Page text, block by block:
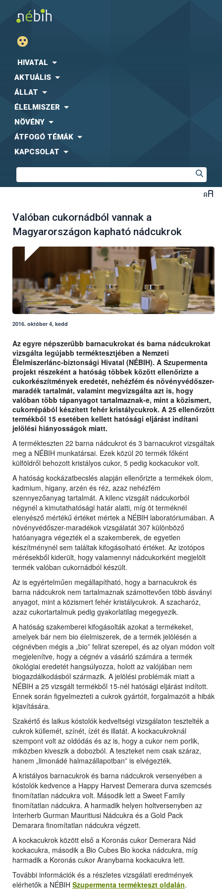
HIVATAL
AKTUÁLIS
ÁLLAT
ÉLELMISZER
NÖVÉNY
ÁTFOGÓ TÉMÁK
KAPCSOLAT
Valóban cukornádból vannak a
Magyarországon kapható nádcukrok
2016. október 4, kedd
Az egyre népszerűbb barnacukrokat és barna nádcukrokat
vizsgálta legújabb terméktesztjében a Nemzeti
Élelmiszerlánc-biztonsági Hivatal (NÉBIH). A Szupermenta
projekt részeként a hatóság többek között ellenőrizte a
cukorkészítmények eredetét, nehézfém és növényvédőszer-
maradék tartalmát, valamint megvizsgálta azt is, hogy
valóban több tápanyagot tartalmaznak-e, mint a közismert,
cukorrépából készített fehér kristálycukrok. A 25 ellenőrzött
termékből 15 esetében kellett hatósági eljárást indítani
jelölési hiányosságok miatt.
A termékteszten 22 barna nádcukrot és 3 barnacukrot vizsgáltak
meg a NÉBIH munkatársai. Ezek közül 20 termék főként
külföldről behozott kristályos cukor, 5 pedig kockacukor volt.
A hatóság kockázatbecslés alapján ellenőrizte a termékek ólom,
kadmium, higany, arzén és réz, azaz nehézfém
szennyezőanyag tartalmát. A kilenc vizsgált nádcukorból
négynél a kimutathatósági határ alatti, míg öt terméknél
elenyésző mértékű értéket mértek a NÉBIH laboratóriumában. A
növényvédőszer-maradékok vizsgálatát 307 különböző
hatóanyagra végezték el a szakemberek, de egyetlen
készítménynél sem találtak kifogásolható értéket. Az izotópos
mérésekből kiderült, hogy valamennyi nádcukorként megjelölt
termék valóban cukornádból készült.
Az is egyértelműen megállapítható, hogy a barnacukrok és
barna nádcukrok nem tartalmaznak számottevően több ásványi
anyagot, mint a közismert fehér kristálycukrok. A szacharóz,
azaz cukortartalmuk pedig gyakorlatilag megegyezik.
A hatóság szakemberei kifogásolták azokat a termékeket,
amelyek bár nem bio élelmiszerek, de a termék jelölésén a
cégnévben mégis a „bio” felirat szerepel, és az olyan módon volt
megjelenítve, hogy a cégnév a vásárló számára a termék
ökológiai eredetét hangsúlyozza, holott az valójában nem
biogazdálkodásból származik. A jelölési problémák miatt a
NÉBIH a 25 vizsgált termékből 15-nél hatósági eljárást indított.
Ennek során figyelmezteti a cukrok gyártóit, forgalmazóit a hibák
kijavítására.
Szakértő és laikus kóstolók kedveltségi vizsgálaton tesztelték a
cukrok küllemét, színét, ízét és illatát. A kockacukroknál
szempont volt az oldódás és az is, hogy a cukor nem porlik,
miközben kiveszik a dobozból. A teszteket nem csak száraz,
hanem „limonádé halmazállapotban” is elvégezték.
A kristályos barnacukrok és barna nádcukrok versenyében a
kóstolók kedvence a Happy Harvest Demerara durva szemcsés
finomítatlan nádcukra volt. Második lett a Sweet Family
finomítatlan nádcukra. A harmadik helyen holtversenyben az
Interherb Gurman Mauritiusi Nádcukra és a Gold Pack
Demarara finomítatlan nádcukra végzett.
A kockacukrok között első a Koronás cukor Demerara Nád
kockacukra, második a Bio Cubes Bio kocka nádcukra, míg
harmadik a Koronás cukor Aranybarna kockacukra lett.
További információk és a részletes vizsgálati eredmények
elérhetők a NÉBIH Szupermenta termékteszt oldalán.